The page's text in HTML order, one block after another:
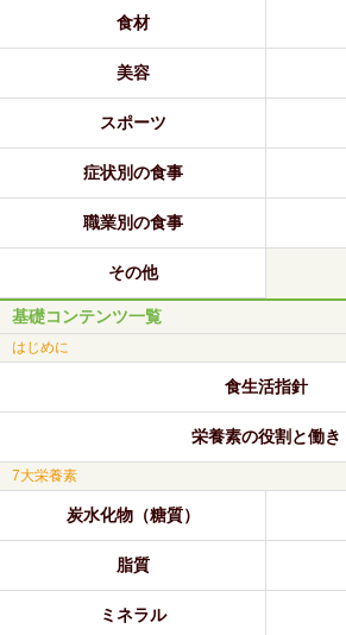
食材
美容
スポーツ
症状別の食事
職業別の食事
その他
基礎コンテンツ一覧
はじめに
食生活指針
栄養素の役割と働き
7大栄養素
炭水化物（糖質）
脂質
ミネラル